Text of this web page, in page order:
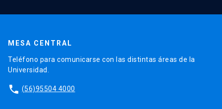
MESA CENTRAL
Teléfono para comunicarse con las distintas áreas de la
Universidad.
phone (56)95504 4000